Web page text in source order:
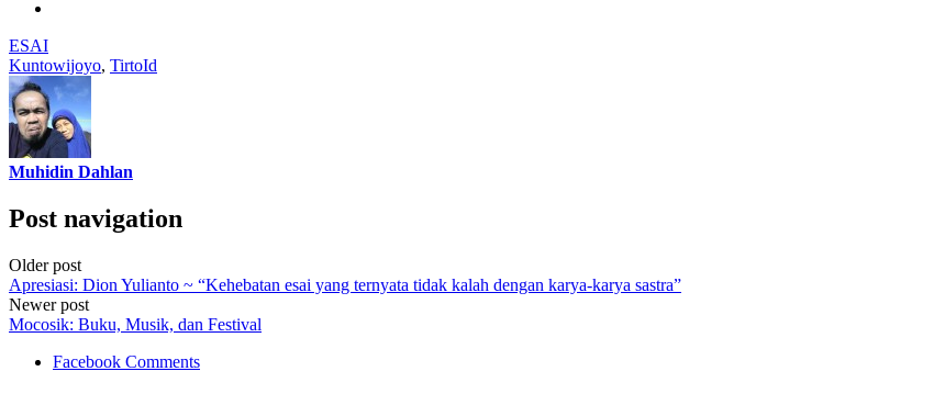
ESAI
Kuntowijoyo, TirtoId
Muhidin Dahlan
Post navigation
Older post
Apresiasi: Dion Yulianto ~ “Kehebatan esai yang ternyata tidak kalah dengan karya-karya sastra”
Newer post
Mocosik: Buku, Musik, dan Festival
Facebook Comments